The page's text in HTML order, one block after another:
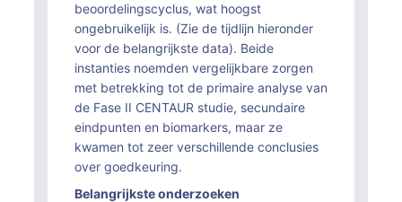
beoordelingscyclus, wat hoogst
ongebruikelijk is. (Zie de tijdlijn hieronder
voor de belangrijkste data). Beide
instanties noemden vergelijkbare zorgen
met betrekking tot de primaire analyse van
de Fase II CENTAUR studie, secundaire
eindpunten en biomarkers, maar ze
kwamen tot zeer verschillende conclusies
over goedkeuring.
Belangrijkste onderzoeken